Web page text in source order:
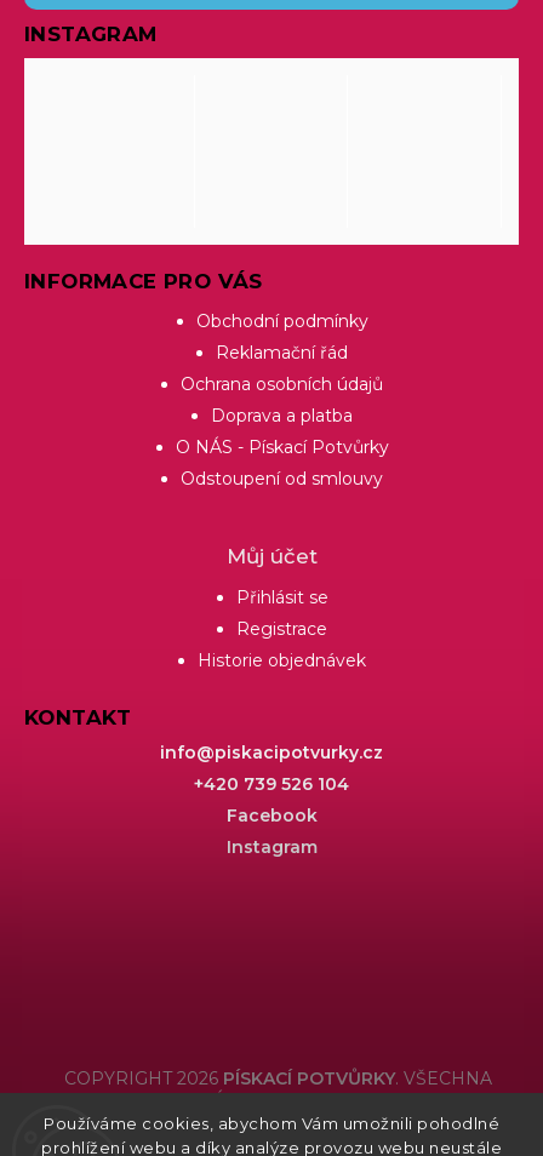
Používáme cookies, abychom Vám umožnili pohodlné
prohlížení webu a díky analýze provozu webu neustále
INSTAGRAM
INFORMACE PRO VÁS
Obchodní podmínky
Reklamační řád
Ochrana osobních údajů
Doprava a platba
O NÁS - Pískací Potvůrky
Odstoupení od smlouvy
Můj účet
Přihlásit se
Registrace
Historie objednávek
KONTAKT
info@piskacipotvurky.cz
+420 739 526 104
Facebook
Instagram
COPYRIGHT 2026 PÍSKACÍ POTVŮRKY. VŠECHNA
PRÁVA VYHRAZENA.
Grafický návrh vytvořil a nakódoval Shoptak.cz